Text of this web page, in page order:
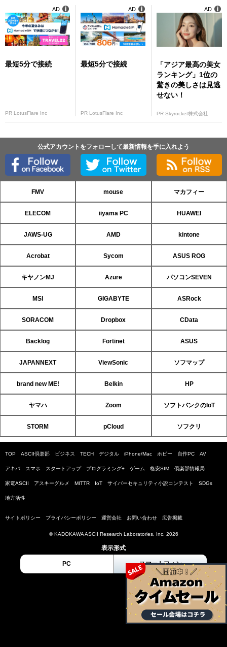
最短5分で接続
PR LotusFlare Inc
AD
最短5分で接続
PR LotusFlare Inc
AD
「アジア最高の美女
ランキング」1位の
驚きの美しさは見逃
せない！
PR Skyrocket株式会社
AD
公式アカウントをフォローして最新情報を手に入れよう
FMV mouse マカフィー
ELECOM iiyama PC HUAWEI
JAWS-UG AMD kintone
Acrobat Sycom ASUS ROG
キヤノンMJ Azure パソコンSEVEN
MSI GIGABYTE ASRock
SORACOM Dropbox CData
Backlog Fortinet ASUS
JAPANNEXT ViewSonic ソフマップ
brand new ME! Belkin HP
ヤマハ Zoom ソフトバンクのIoT
STORM pCloud ソフクリ
TOP ASCII倶楽部 ビジネス TECH デジタル iPhone/Mac ホビー 自作PC AV
アキバ スマホ スタートアップ プログラミング+ ゲーム 格安SIM 倶楽部情報局
家電ASCII アスキーグルメ MITTR IoT サイバーセキュリティ小説コンテスト SDGs
地方活性
サイトポリシー プライバシーポリシー 運営会社 お問い合わせ 広告掲載
© KADOKAWA ASCII Research Laboratories, Inc. 2026
表示形式
PC スマートフォン